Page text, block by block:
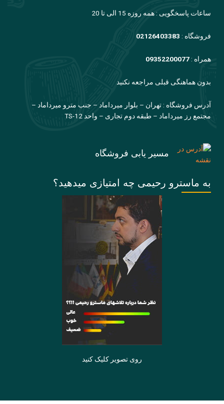
ساعات پاسخگویی : همه روزه 15 الی تا 20
فروشگاه : 02126403383
همراه : 09352200077
بدون هماهنگی قبلی مراجعه نکنید
آدرس فروشگاه : تهران – بلوار میرداماد – جنب مترو میرداماد –
مجتمع رز میرداماد – طبقه دوم تجاری – واحد TS-12
مسیر یابی فروشگاه
به ماسترو رحیمی چه امتیازی میدهید؟
روی تصویر کلیک کنید